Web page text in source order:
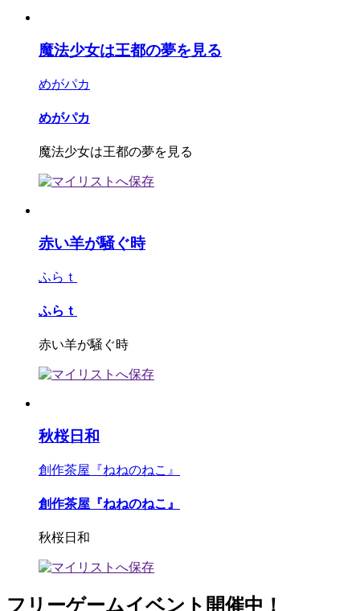
魔法少女は王都の夢を見る
めがパカ
めがパカ
魔法少女は王都の夢を見る
赤い羊が騒ぐ時
ふらｔ
ふらｔ
赤い羊が騒ぐ時
秋桜日和
創作茶屋『ねねのねこ』
創作茶屋『ねねのねこ』
秋桜日和
フリーゲームイベント開催中！